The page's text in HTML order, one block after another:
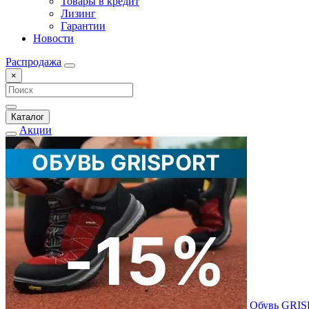
Лизинг
Гарантии
Новости
Распродажа
×
Каталог
Акции
Обувь